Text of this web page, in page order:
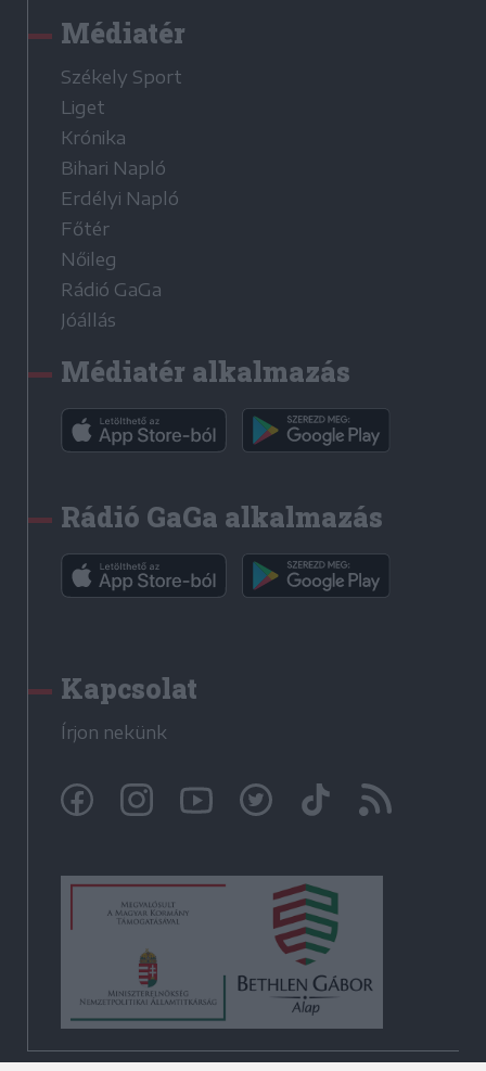
Médiatér
Székely Sport
Liget
Krónika
Bihari Napló
Erdélyi Napló
Főtér
Nőileg
Rádió GaGa
Jóállás
Médiatér alkalmazás
Rádió GaGa alkalmazás
Kapcsolat
Írjon nekünk